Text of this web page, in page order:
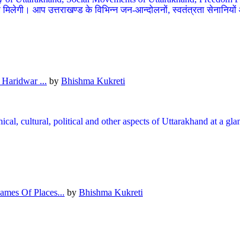
आप उत्तराखण्ड के विभिन्न जन-आन्दोलनों, स्वतंत्रता
... by Bhishma Kukreti
cultural, political and other aspects of Uttarakhand at a
Of Places... by Bhishma Kukreti